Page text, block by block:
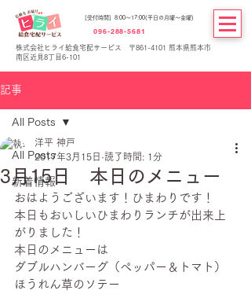
[受付時間] 8:00～17:00(平日の月曜～金曜)
096-288-5681
株式会社ヒライ給食宅配サービス 〒861-4101 熊本県熊本市
南区近見8丁目6-101
記事
All Posts
新着情報
All Posts
3月15日 本日のメニュー
洋平 神戸
2017年3月15日 読了時間: 1分
おはようございます！ひまわりです！
本日もおいしいひまわりランチが出来上
がりました！
本日のメニューは
ダブルハンバーグ（ペッパー＆トマト）
ほうれん草のソテー